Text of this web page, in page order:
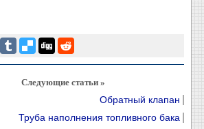
Следующие статьи »
Обратный клапан
Труба наполнения топливного бака